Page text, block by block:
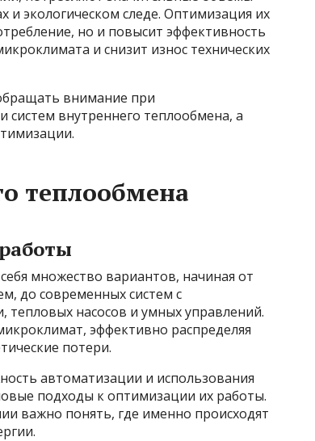
и экологическом следе. Оптимизация их
но и повысит эффективность
и снизит износ технических
внимание при
внутреннего теплообмена, а
теплообмена
множество вариантов, начиная от
до современных систем с
тепловых насосов и умных управлений.
эффективно распределяя
потери.
автоматизации и использования
подходы к оптимизации их работы.
важно понять, где именно происходят